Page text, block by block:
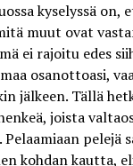
kyselyssä on,
muut ovat
ei rajoitu edes
osanottoasi,
jälkeen. Tällä
joista
pelejä
kohdan kautta,